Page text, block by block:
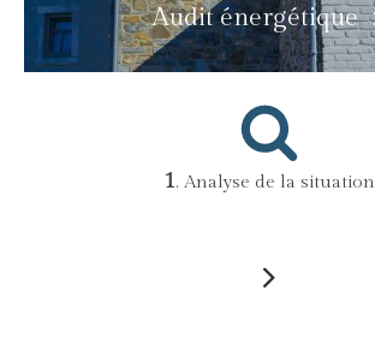
Audit énergétique
1. Analyse de la situation